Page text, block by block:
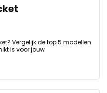
Vergelijk de top 5 modellen
is voor jouw